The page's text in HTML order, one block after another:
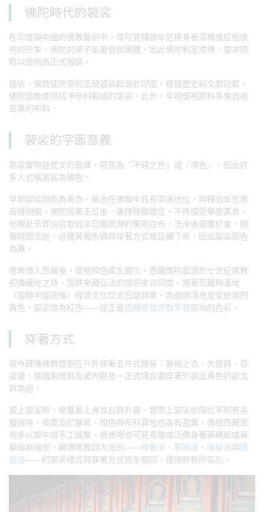
佛陀時代的袈裟
在印度與中國的佛教藝術中，常可見釋迦牟尼佛身著深橘或紅色僧
袍的形象。佛陀的弟子皆屬僧伽團體，因此佛陀制定戒律，要求隨
時以僧袍為正式服裝。
據信，佛教徒所穿的正統袈裟起源於印度。根據歷史與文獻記載，
佛陀鼓勵使用純淨布料製成的袈裟。此外，早期僧袍原料多來自被
丟棄的布料。
袈裟的字面意義
袈裟實際是梵文的音譯，原意為『不純之色』或『濁色』，因此許
多人也稱袈裟為雜色。
早期袈裟顏色為黃色。黃色在佛教中具有崇高地位，與釋迦牟尼佛
直接相關。佛陀捨棄王位後，秉持簡樸理念，不再接受華服美食。
他親赴天葬台拾取經年日曬雨淋的棄用白布，洗淨後披覆於身。隨
著時間流逝，這種黃褐色調與穿著方式被延續下來，因此袈裟原色
為黃。
佛教傳入西藏後，僧袍顏色產生變化。西藏僧袍起源於七世紀佛教
初傳藏地之時。當時來藏弘法的僧侶來自印度。隨著西藏與漢地
（當時中國政權）經濟文化交流日益頻繁，為避開漢地皇室使用的
黃色，袈裟改為紅色——這正是西藏原始宗教苯教崇尚的色彩。
穿著方式
現今藏傳佛教僧侶在戶外穿著五件式服裝：無袖上衣、大披肩、百
褶裙、氆氌製僧鞋及裙內氈墊。正式場合需穿著外觀呈黃色的卻戈
與南迦。
披上袈裟時，需覆蓋上身並右肩外露。實際上袈裟依階位不同有各
種規格，長度及於腳背，顏色與布料質地也各有差異。傳統西藏僧
袍多以犛牛絨手工縫製。普通場合可見高僧或活佛身著黃綢緞或黃
錦緞無袖衣。藏傳佛教四大派別——格魯派 、 寧瑪派 、 噶舉派與薩
迦派——的袈裟樣式與穿著方式完全相同，僅帽飾有所區別。